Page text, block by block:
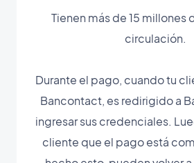
Tienen más de 15 millones
circulación.
Durante el pago, cuando tu
Bancontact, es redirigido a
ingresar sus credenciales.
cliente que el pago está